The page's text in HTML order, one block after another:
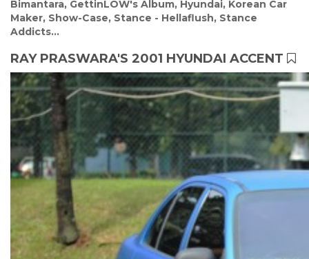
Bimantara, GettinLOW's Album, Hyundai, Korean Car
Maker, Show-Case, Stance - Hellaflush, Stance
Addicts...
RAY PRASWARA'S 2001 HYUNDAI ACCENT